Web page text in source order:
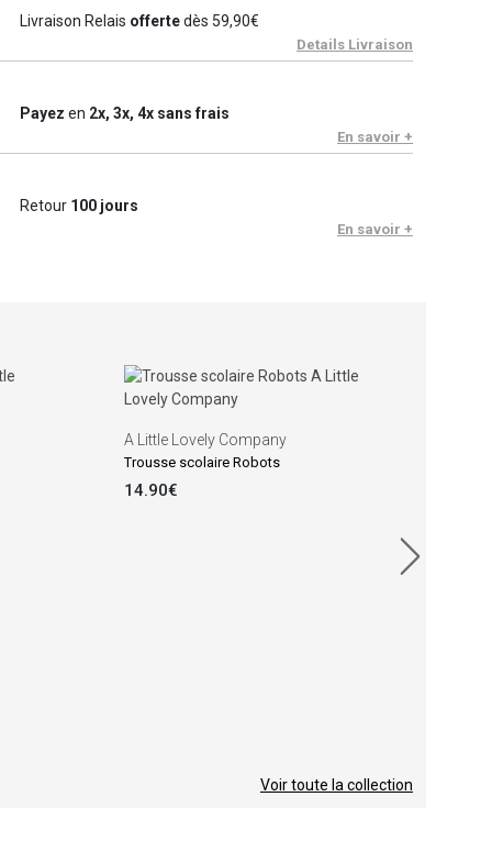
Livraison Relais offertedès 59,90€
Details Livraison
Payez en 2x, 3x, 4x sans frais
En savoir +
Retour 100 jours
En savoir +
A Little Lovely Company
Trousse scolaire Robots
14.90€
Voir toute la collection